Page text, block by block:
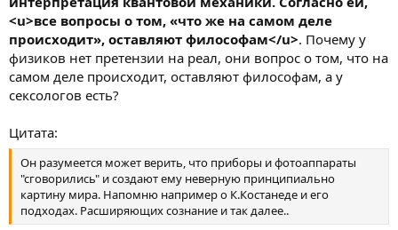
<u>все вопросы о том, «что же на самом деле
происходит», оставляют философам</u>. Почему у
физиков нет претензии на реал, они вопрос о том, что на
самом деле происходит, оставляют философам, а у
сексологов есть?
Цитата:
Он разумеется может верить, что приборы и фотоаппараты
"сговорились" и создают ему неверную принципиально
картину мира. Напомню например о К.Костанеде и его
подходах. Расширяющих сознание и так далее..